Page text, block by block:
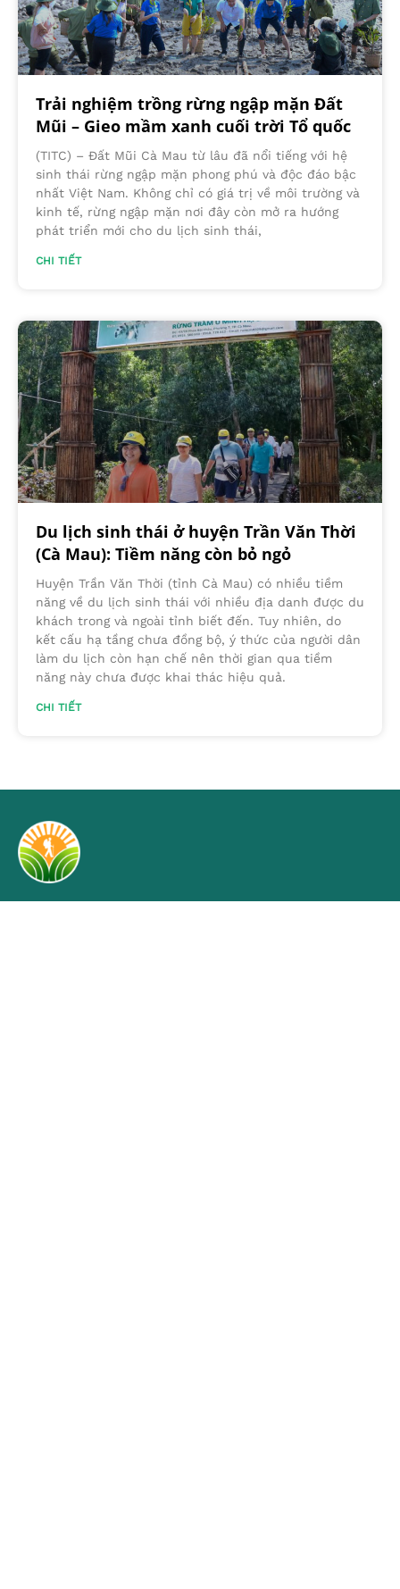
Trải nghiệm trồng rừng ngập mặn Đất
Mũi – Gieo mầm xanh cuối trời Tổ quốc
(TITC) – Đất Mũi Cà Mau từ lâu đã nổi tiếng với hệ
sinh thái rừng ngập mặn phong phú và độc đáo bậc
nhất Việt Nam. Không chỉ có giá trị về môi trường và
kinh tế, rừng ngập mặn nơi đây còn mở ra hướng
phát triển mới cho du lịch sinh thái,
CHI TIẾT
Du lịch sinh thái ở huyện Trần Văn Thời
(Cà Mau): Tiềm năng còn bỏ ngỏ
Huyện Trần Văn Thời (tỉnh Cà Mau) có nhiều tiềm
năng về du lịch sinh thái với nhiều địa danh được du
khách trong và ngoài tỉnh biết đến. Tuy nhiên, do
kết cấu hạ tầng chưa đồng bộ, ý thức của người dân
làm du lịch còn hạn chế nên thời gian qua tiềm
năng này chưa được khai thác hiệu quả.
CHI TIẾT